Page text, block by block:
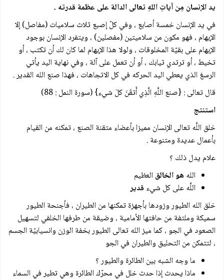
يد الإنسان مِن آياتِ اللهِ تعالى الدالة على عظمة قدرته .
في يد الإنسان خمسة أصابع ، وفي كلّ إصبع ثلاث سلاميات (مفاصل) إلا
الإبهام ، فهو مكون من سلاميتين (مفصلين) ، ويتفرد الإنسان بوجود
الإبهام على بقيّة المخلوقات ، ولولا هذا الإبهام لما كان لك أن تكتب ، أو
تخيط ، أو ترتدي ثيابك ، أو أن تعمل على آلة ، وفي نهاية اليد يأتي
الرسغ الذي يعطي اليد الحركه في كل الاتجاهات ، فهذا صنع الله القدير .
قال تعالى : {صنع اللَّهِ الَّذِي أَتقَنَ كلَ شيء} (سورة النمل : 88)
استنتج
خلق اللَّه تعالى الإنسان مميزا بأعضاء متقنة الصنع ، تمكنه من القيام
بأعمال عديدة ومتنوعة .
علام يدل ذلك ؟
الله هو الخالق العظيم
اللَّه على كل شيء قدير
خلق الله الطيور وزودها بأجهزة تمكنها من الطيران ، فأجنحة الطيور
سميكة وملتفة من حافتها الأمامية ، وضيقة من طرفها الخلفي لتسهيل
الصعود في الجو ، كما ميز الله تعالى الطيور بخفة الوزن وانسيابيّة الجسم
، لتتمكن من التحليق والطيران في الجو
ما وجه الشبه بين الطائرة والطيور ؟
ماذا يحدث إذا حدث خلل في محرّك الطائرة وهي تطير في السماء